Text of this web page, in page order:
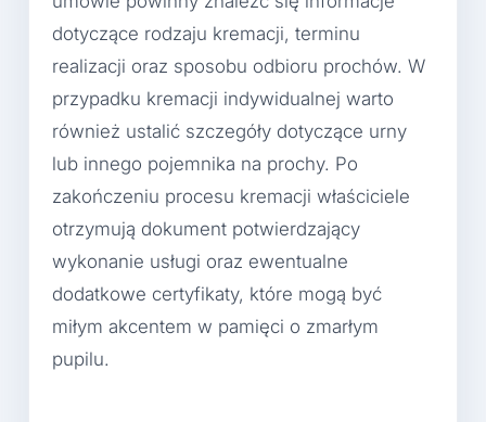
dotyczące rodzaju kremacji, terminu
realizacji oraz sposobu odbioru prochów. W
przypadku kremacji indywidualnej warto
również ustalić szczegóły dotyczące urny
lub innego pojemnika na prochy. Po
zakończeniu procesu kremacji właściciele
otrzymują dokument potwierdzający
wykonanie usługi oraz ewentualne
dodatkowe certyfikaty, które mogą być
miłym akcentem w pamięci o zmarłym
pupilu.